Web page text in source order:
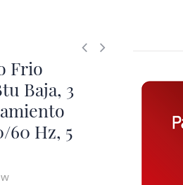
Frio
Baja, 3
60 Hz, 5